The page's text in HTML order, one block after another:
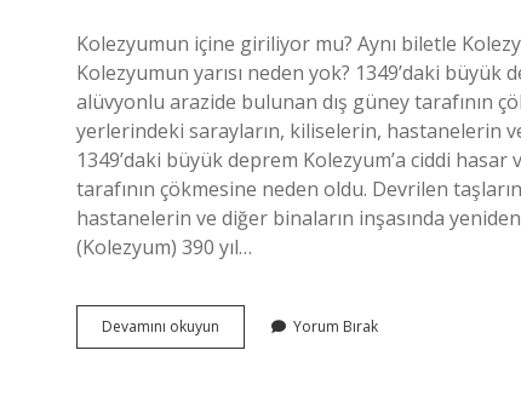
Kolezyumun içine giriliyor mu? Aynı biletle
Kolezyumun yarısı neden yok? 1349’daki
alüvyonlu arazide bulunan dış güney tarafının
yerlerindeki sarayların, kiliselerin, hastanelerin
1349’daki büyük deprem Kolezyum’a ciddi
tarafının çökmesine neden oldu. Devrilen
hastanelerin ve diğer binaların inşasında
(Kolezyum) 390 yıl…
Devamını okuyun Kolezyumda
Ne
Yorum Bırak